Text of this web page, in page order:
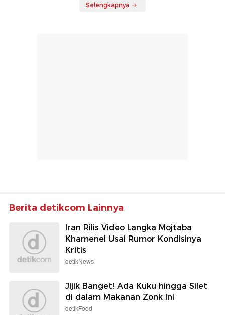
Selengkapnya
Berita detikcom Lainnya
Iran Rilis Video Langka Mojtaba
Khamenei Usai Rumor Kondisinya
Kritis
detikNews
Jijik Banget! Ada Kuku hingga Silet
di dalam Makanan Zonk Ini
detikFood